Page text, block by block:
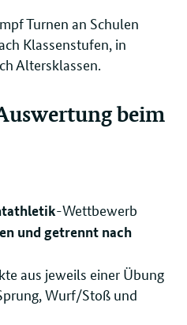
Turnen an Schulen
Klassenstufen, in
Altersklassen.
beim
-Wettbewerb
und getrennt nach
aus jeweils einer Übung
Wurf/Stoß und